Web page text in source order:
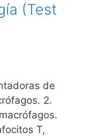
(Test
de
2.
T,